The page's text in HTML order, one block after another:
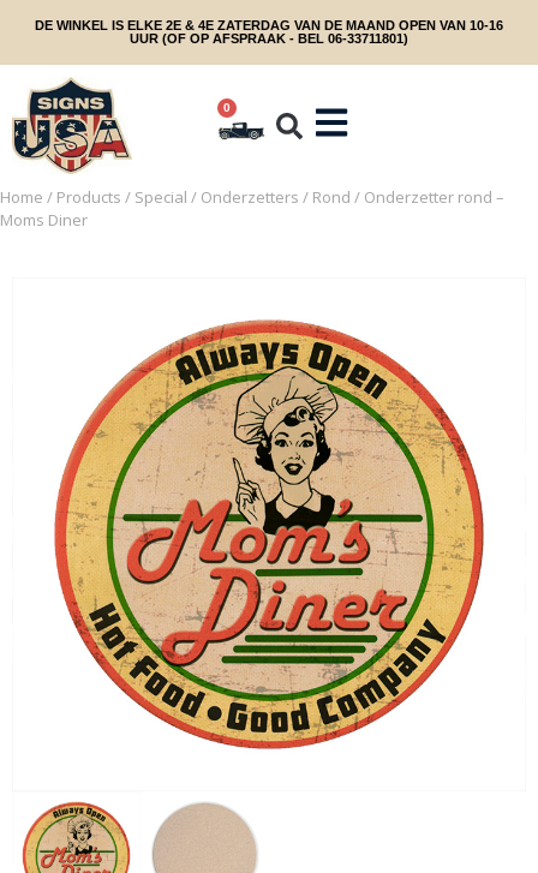
DE WINKEL IS ELKE 2E & 4E ZATERDAG VAN DE MAAND OPEN VAN 10-16
UUR (OF OP AFSPRAAK - BEL 06-33711801)
0
Home / Products / Special / Onderzetters / Rond / Onderzetter rond –
Moms Diner